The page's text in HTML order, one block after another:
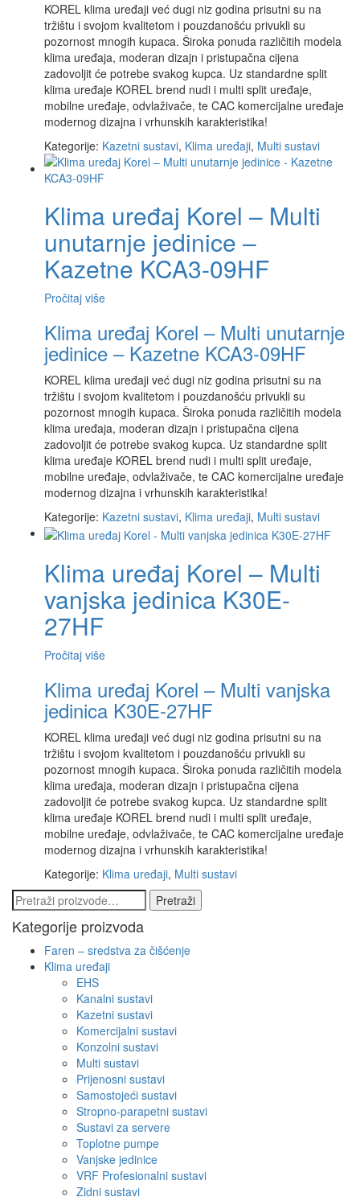
KOREL klima uređaji već dugi niz godina prisutni su na
tržištu i svojom kvalitetom i pouzdanošću privukli su
pozornost mnogih kupaca. Široka ponuda različitih modela
klima uređaja, moderan dizajn i pristupačna cijena
zadovoljit će potrebe svakog kupca. Uz standardne split
klima uređaje KOREL brend nudi i multi split uređaje,
mobilne uređaje, odvlaživače, te CAC komercijalne uređaje
modernog dizajna i vrhunskih karakteristika!
Kategorije: Kazetni sustavi, Klima uređaji, Multi sustavi
Klima uređaj Korel – Multi
unutarnje jedinice –
Kazetne KCA3-09HF
Pročitaj više
Klima uređaj Korel – Multi unutarnje
jedinice – Kazetne KCA3-09HF
KOREL klima uređaji već dugi niz godina prisutni su na
tržištu i svojom kvalitetom i pouzdanošću privukli su
pozornost mnogih kupaca. Široka ponuda različitih modela
klima uređaja, moderan dizajn i pristupačna cijena
zadovoljit će potrebe svakog kupca. Uz standardne split
klima uređaje KOREL brend nudi i multi split uređaje,
mobilne uređaje, odvlaživače, te CAC komercijalne uređaje
modernog dizajna i vrhunskih karakteristika!
Kategorije: Kazetni sustavi, Klima uređaji, Multi sustavi
Klima uređaj Korel – Multi
vanjska jedinica K30E-
27HF
Pročitaj više
Klima uređaj Korel – Multi vanjska
jedinica K30E-27HF
KOREL klima uređaji već dugi niz godina prisutni su na
tržištu i svojom kvalitetom i pouzdanošću privukli su
pozornost mnogih kupaca. Široka ponuda različitih modela
klima uređaja, moderan dizajn i pristupačna cijena
zadovoljit će potrebe svakog kupca. Uz standardne split
klima uređaje KOREL brend nudi i multi split uređaje,
mobilne uređaje, odvlaživače, te CAC komercijalne uređaje
modernog dizajna i vrhunskih karakteristika!
Kategorije: Klima uređaji, Multi sustavi
Pretraži:
Pretraži
Kategorije proizvoda
Faren – sredstva za čišćenje
Klima uređaji
EHS
Kanalni sustavi
Kazetni sustavi
Komercijalni sustavi
Konzolni sustavi
Multi sustavi
Prijenosni sustavi
Samostojeći sustavi
Stropno-parapetni sustavi
Sustavi za servere
Toplotne pumpe
Vanjske jedinice
VRF Profesionalni sustavi
Zidni sustavi